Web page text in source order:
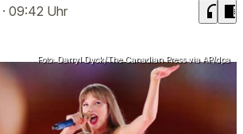
· 09:42 Uhr headphones chrome_reader_mode
Foto: Darryl Dyck/The Canadian Press via AP/dpa